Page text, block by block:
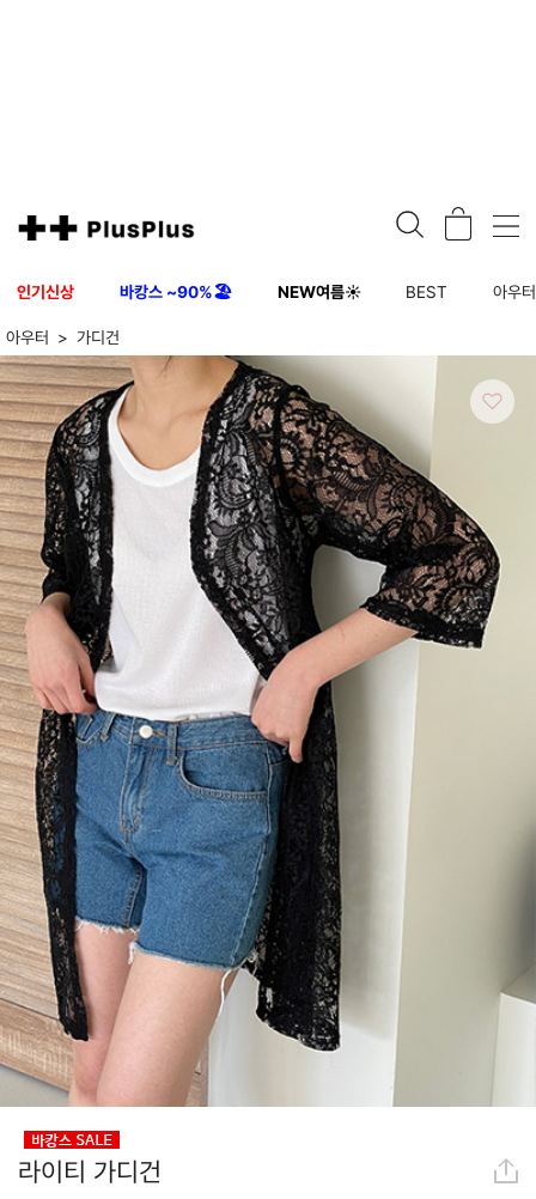
인기신상 바캉스 ~90%🏖️ NEW여름☀️ BEST 아우터
아우터 가디건
라이티 가디건